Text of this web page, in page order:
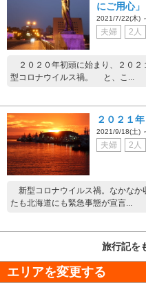
にご用心」
2021/7/22(木)
夫婦 2人
２０２０年初頭に始まり、２０２
型コロナウイルス禍。 と、こ...
２０２１
2021/9/18(土)
夫婦 2人
新型コロナウイルス禍。なかな
たも北海道にも緊急事態が宣言...
旅行記を
エリアを変更する